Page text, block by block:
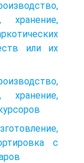
хранение,
или их
хранение,
с